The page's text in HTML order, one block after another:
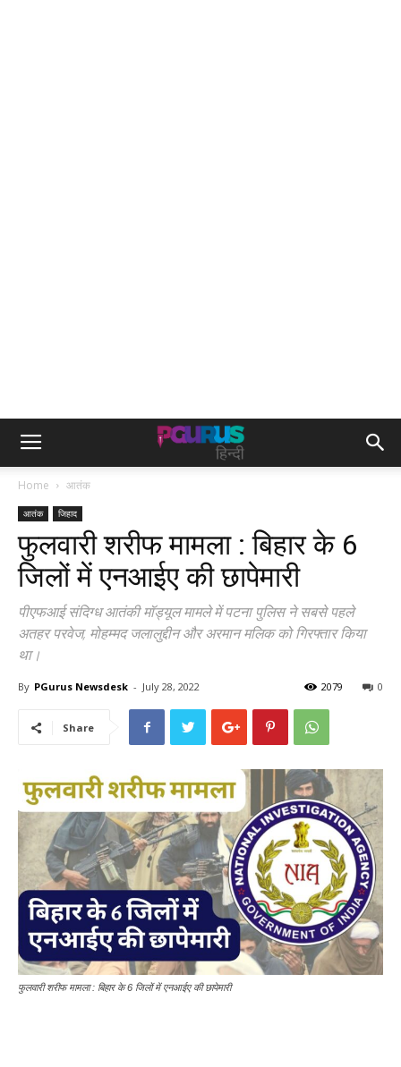
Home आतंक
आतंक जिहाद
फुलवारी शरीफ मामला : बिहार के 6
जिलों में एनआईए की छापेमारी
पीएफआई संदिग्ध आतंकी मॉड्यूल मामले में पटना पुलिस ने सबसे पहले
अतहर परवेज, मोहम्मद जलालुद्दीन और अरमान मलिक को गिरफ्तार किया
था।
By PGurus Newsdesk - July 28, 2022 0
2079
Share
फुलवारी शरीफ मामला : बिहार के 6 जिलों में एनआईए की छापेमारी